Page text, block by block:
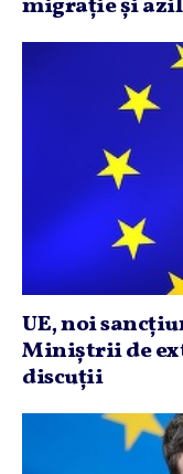
UE, noi
Miniştrii de
discuţii